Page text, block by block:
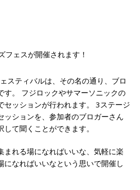
ェスが開催されます！
スティバルは、その名の通り、ブロ
す。 フジロックやサマーソニックの
セッションが行われます。 3ステージ
ッションを、参加者のブロガーさん
て聞くことができます。
まれる場になればいいな、気軽に楽
になればいいなという思いで開催し